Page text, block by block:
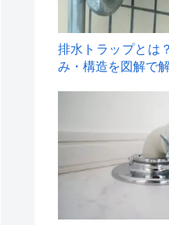
排水トラップとは
み・構造を図解で解